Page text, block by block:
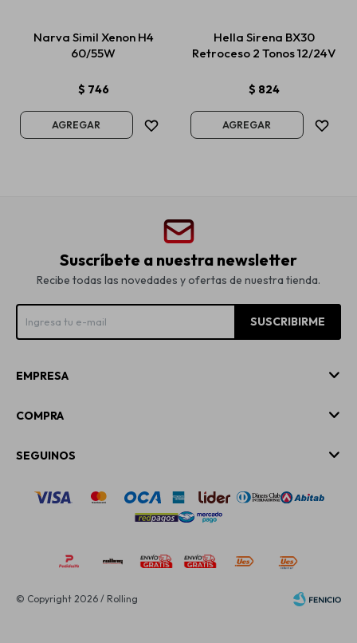
Narva Simil Xenon H4
60/55W
$ 746
Hella Sirena BX30
Retroceso 2 Tonos 12/24V
$ 824
Suscríbete a nuestra newsletter
Recibe todas las novedades y ofertas de nuestra tienda.
SUSCRIBIRME
EMPRESA
COMPRA
SEGUINOS
© Copyright 2026 / Rolling